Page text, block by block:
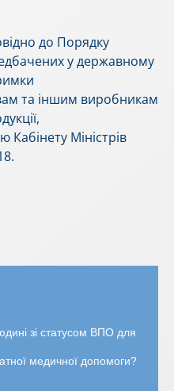
до Порядку
у державному
та іншим виробникам
Міністрів
зі статусом ВПО для
медичної допомоги?